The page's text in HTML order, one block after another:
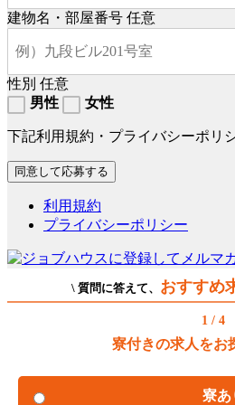
建物名・部屋番号 任意
性別 任意
男性
女性
下記利用規約・プライバシーポリ
利用規約
プライバシーポリシー
\ 質問に答えて、 おすすめ
1 / 4
寮付きの求人をお
寮あ